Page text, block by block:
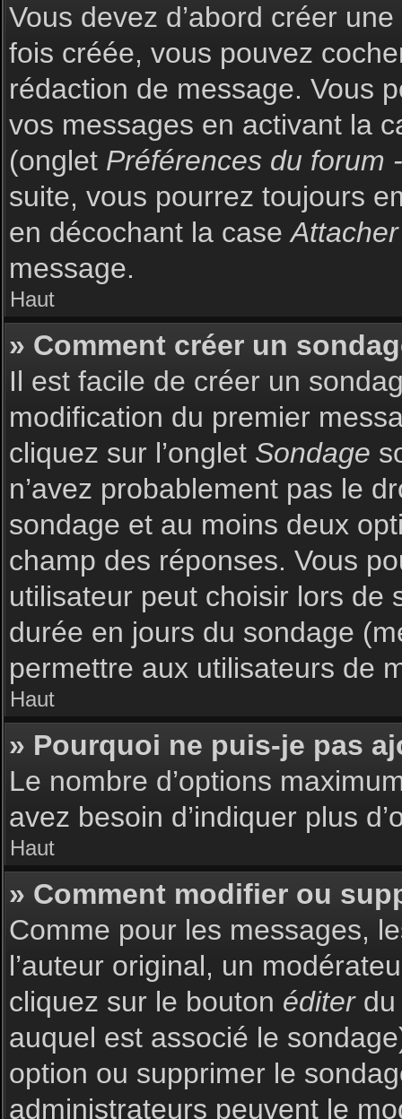
Vous devez d’abord créer
fois créée, vous pouvez
rédaction de message. Vous
vos messages en activant la
(onglet Préférences du forum
suite, vous pourrez toujours
en décochant la case
message.
Haut
» Comment créer un
Il est facile de créer un
modification du premier
cliquez sur l’onglet Sondage
n’avez probablement pas le
sondage et au moins deux
champ des réponses. Vous
utilisateur peut choisir lors de
durée en jours du sondage
permettre aux utilisateurs de
Haut
» Pourquoi ne puis-je pas
Le nombre d’options
avez besoin d’indiquer plus
Haut
» Comment modifier ou
Comme pour les messages,
l’auteur original, un
cliquez sur le bouton éditerdu
auquel est associé le
option ou supprimer le
administrateurs peuvent le